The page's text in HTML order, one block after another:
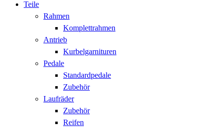
Teile
Rahmen
Komplettrahmen
Antrieb
Kurbelgarnituren
Pedale
Standardpedale
Zubehör
Laufräder
Zubehör
Reifen